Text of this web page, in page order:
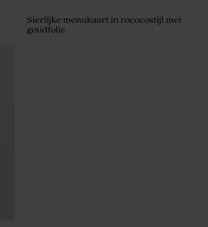
Sierlijke menukaart in rococostijl met
goudfolie